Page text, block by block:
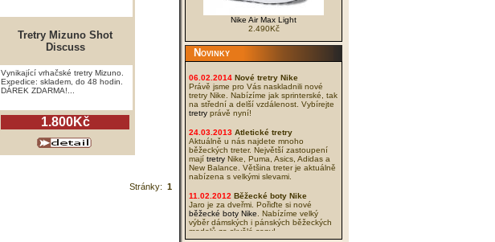
Tretry Mizuno Shot
Discuss
Vynikající vrhačské tretry Mizuno.
Expedice: skladem, do 48 hodin.
DÁREK ZDARMA!...
1.800Kč
Stránky: 1
Nike Air Max Light
2.490Kč
Novinky
06.02.2014 Nové tretry Nike
Právě jsme pro Vás naskladnili nové
tretry Nike. Nabízíme jak sprinterské, tak
na střední a delší vzdálenost. Vybírejte
tretry právě nyní!
24.03.2013 Atletické tretry
Aktuálně u nás najdete mnoho
běžeckých treter. Největší zastoupení
mají tretry Nike, Puma, Asics, Adidas a
New Balance. Většina treter je aktuálně
nabízena s velkými slevami.
11.02.2012 Běžecké boty Nike
Jaro je za dveřmi. Pořiďte si nové
běžecké boty Nike . Nabízíme velký
výběr dámských i pánských běžeckých
modelů za skvělé ceny!